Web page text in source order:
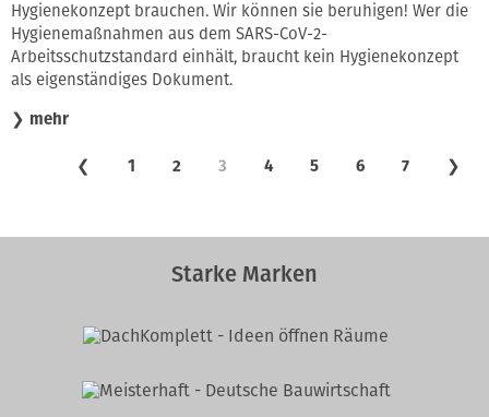
Hygienekonzept brauchen. Wir können sie beruhigen! Wer die
Hygienemaßnahmen aus dem SARS-CoV-2-
Arbeitsschutzstandard einhält, braucht kein Hygienekonzept
als eigenständiges Dokument.
❯ mehr
❮ 1 2 3 4 5 6 7 ❯
Starke Marken